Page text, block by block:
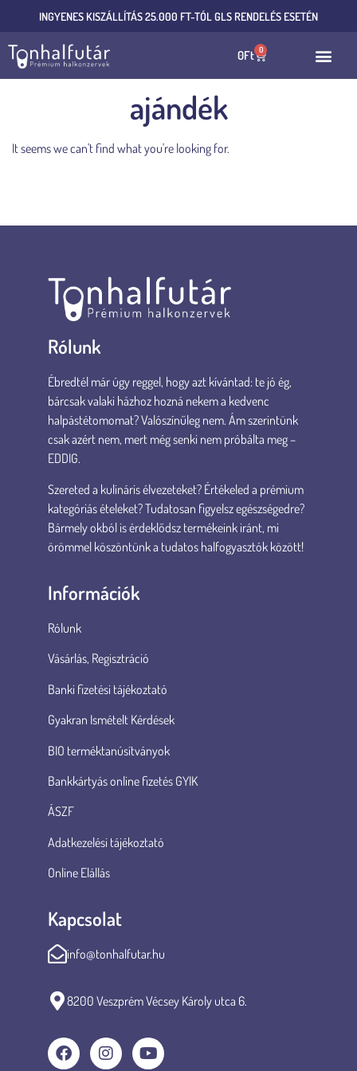
INGYENES KISZÁLLÍTÁS 25.000 FT-TÓL GLS RENDELÉS ESETÉN
0Ft 0
ajándék
It seems we can't find what you're looking for.
Rólunk
Ébredtél már úgy reggel, hogy azt kívántad: te jó ég,
bárcsak valaki házhoz hozná nekem a kedvenc
halpástétomomat? Valószínűleg nem. Ám szerintünk
csak azért nem, mert még senki nem próbálta meg –
EDDIG.
Szereted a kulináris élvezeteket? Értékeled a prémium
kategóriás ételeket? Tudatosan figyelsz egészségedre?
Bármely okból is érdeklődsz termékeink iránt, mi
örömmel köszöntünk a tudatos halfogyasztók között!
Információk
Rólunk
Vásárlás, Regisztráció
Banki fizetési tájékoztató
Gyakran Ismételt Kérdések
BIO terméktanúsítványok
Bankkártyás online fizetés GYIK
ÁSZF
Adatkezelési tájékoztató
Online Elállás
Kapcsolat
info@tonhalfutar.hu
8200 Veszprém Vécsey Károly utca 6.